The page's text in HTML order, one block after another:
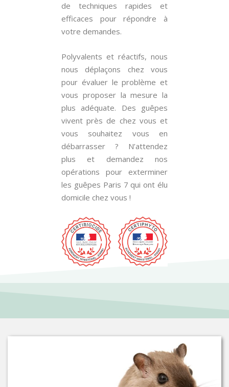
de techniques rapides et
efficaces pour répondre à
votre demandes.
Polyvalents et réactifs, nous
nous déplaçons chez vous
pour évaluer le problème et
vous proposer la mesure la
plus adéquate. Des guêpes
vivent près de chez vous et
vous souhaitez vous en
débarrasser ? N’attendez
plus et demandez nos
opérations pour exterminer
les guêpes Paris 7 qui ont élu
domicile chez vous !